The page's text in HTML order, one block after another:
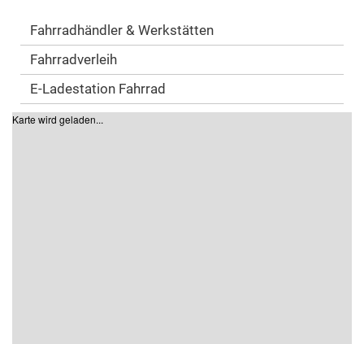
Fahrradhändler & Werkstätten
Fahrradverleih
E-Ladestation Fahrrad
Karte wird geladen...